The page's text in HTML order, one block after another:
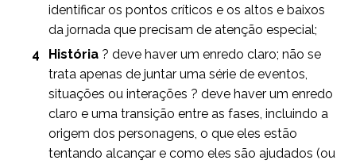
identificar os pontos críticos e os altos e baixos
da jornada que precisam de atenção especial;
História ? deve haver um enredo claro; não se
trata apenas de juntar uma série de eventos,
situações ou interações ? deve haver um enredo
claro e uma transição entre as fases, incluindo a
origem dos personagens, o que eles estão
tentando alcançar e como eles são ajudados (ou